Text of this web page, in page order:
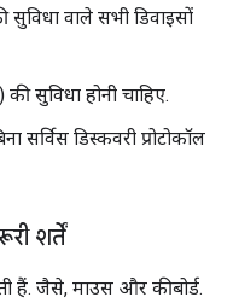
सुविधा वाले सभी डिवाइसों
सुविधा होनी चाहिए.
सर्विस डिस्कवरी प्रोटोकॉल
शर्तें
हैं. जैसे, माउस और कीबोर्ड.